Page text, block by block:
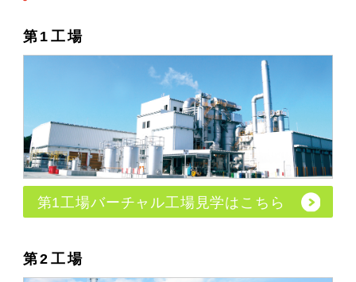
第1工場
第1工場バーチャル工場見学はこちら
第2工場